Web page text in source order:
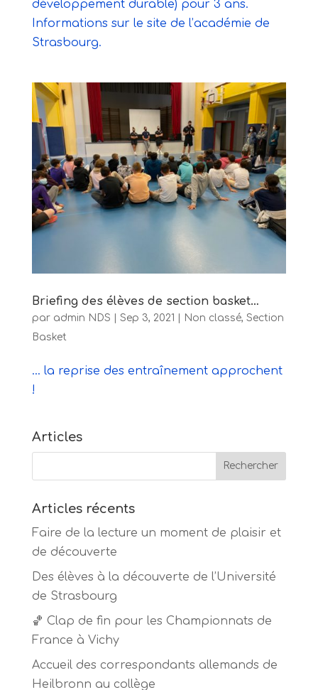
développement durable) pour 3 ans.
Informations sur le site de l’académie de
Strasbourg.
Briefing des élèves de section basket…
par admin NDS Sep 3, 2021 Non classé, Section
Basket
… la reprise des entraînement approchent
!
Articles
Articles récents
Faire de la lecture un moment de plaisir et
de découverte
Des élèves à la découverte de l’Université
de Strasbourg
🏀 Clap de fin pour les Championnats de
France à Vichy
Accueil des correspondants allemands de
Heilbronn au collège